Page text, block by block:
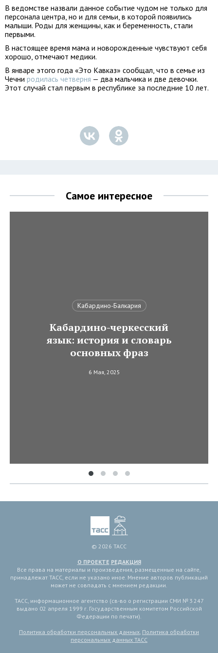
В ведомстве назвали данное событие чудом не только для
персонала центра, но и для семьи, в которой появились
малыши. Роды для женщины, как и беременность, стали
первыми.
В настоящее время мама и новорожденные чувствуют себя
хорошо, отмечают медики.
В январе этого года «Это Кавказ» сообщал, что в семье из
Чечни родилась четверня — два мальчика и две девочки.
Этот случай стал первым в республике за последние 10 лет.
Самое интересное
Кабардино-Балкария
Кабардино-черкесский
язык: история и словарь
основных фраз
6 Мая, 2025
© 2026 ТАСС
О ПРОЕКТЕ РЕДАКЦИЯ
Все права на материалы и произведения, размещенные на сайте,
принадлежат ТАСС, если не указано иное. Мнение авторов публикаций
может не совпадать с мнением редакции.
ТАСС, информационное агентство (св-во о регистрации СМИ № 3 247
выдано 02 апреля 1999 г. Государственным комитетом Российской
Федерации по печати).
Политика обработки персональных данных, Политика обработки
персональных данных ТАСС